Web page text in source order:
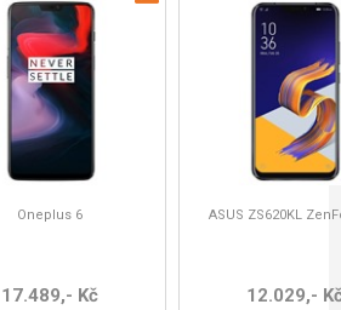
Oneplus 6
17.489,- Kč
ASUS ZS620KL
12.029,-